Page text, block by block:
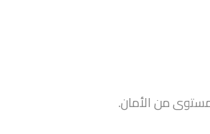
من الأمان.